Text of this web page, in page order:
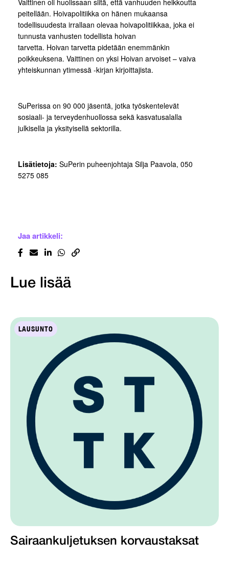
Vaittinen oli huolissaan siitä, että vanhuuden heikkoutta
peitellään. Hoivapolitiikka on hänen mukaansa
todellisuudesta irrallaan olevaa hoivapolitiikkaa, joka ei
tunnusta vanhusten todellista hoivan
tarvetta. Hoivan tarvetta pidetään enemmänkin
poikkeuksena. Vaittinen on yksi Hoivan arvoiset – vaiva
yhteiskunnan ytimessä -kirjan kirjoittajista.
SuPerissa on 90 000 jäsentä, jotka työskentelevät
sosiaali- ja terveydenhuollossa sekä kasvatusalalla
julkisella ja yksityisellä sektorilla.
Lisätietoja: SuPerin puheenjohtaja Silja Paavola, 050
5275 085
Jaa artikkeli:
Lue lisää
LAUSUNTO
Sairaankuljetuksen korvaustaksat